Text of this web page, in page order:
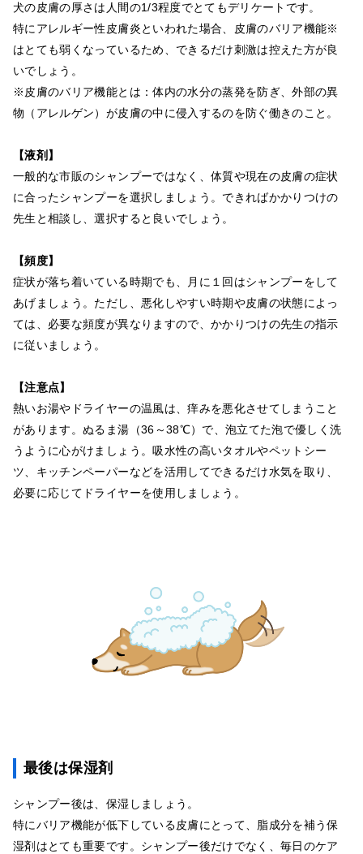
犬の皮膚の厚さは人間の1/3程度でとてもデリケートです。
特にアレルギー性皮膚炎といわれた場合、皮膚のバリア機能※
はとても弱くなっているため、できるだけ刺激は控えた方が良
いでしょう。
※皮膚のバリア機能とは：体内の水分の蒸発を防ぎ、外部の異
物（アレルゲン）が皮膚の中に侵入するのを防ぐ働きのこと。
【液剤】
一般的な市販のシャンプーではなく、体質や現在の皮膚の症状
に合ったシャンプーを選択しましょう。できればかかりつけの
先生と相談し、選択すると良いでしょう。
【頻度】
症状が落ち着いている時期でも、月に１回はシャンプーをして
あげましょう。ただし、悪化しやすい時期や皮膚の状態によっ
ては、必要な頻度が異なりますので、かかりつけの先生の指示
に従いましょう。
【注意点】
熱いお湯やドライヤーの温風は、痒みを悪化させてしまうこと
があります。ぬるま湯（36～38℃）で、泡立てた泡で優しく洗
うように心がけましょう。吸水性の高いタオルやペットシー
ツ、キッチンペーパーなどを活用してできるだけ水気を取り、
必要に応じてドライヤーを使用しましょう。
最後は保湿剤
シャンプー後は、保湿しましょう。
特にバリア機能が低下している皮膚にとって、脂成分を補う保
湿剤はとても重要です。シャンプー後だけでなく、毎日のケア